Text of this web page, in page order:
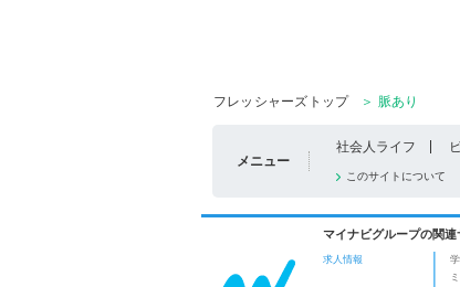
フレッシャーズトップ
＞ 脈あり
メニュー
社会人ライフ
このサイトについて
マイナビグループの関連
求人情報